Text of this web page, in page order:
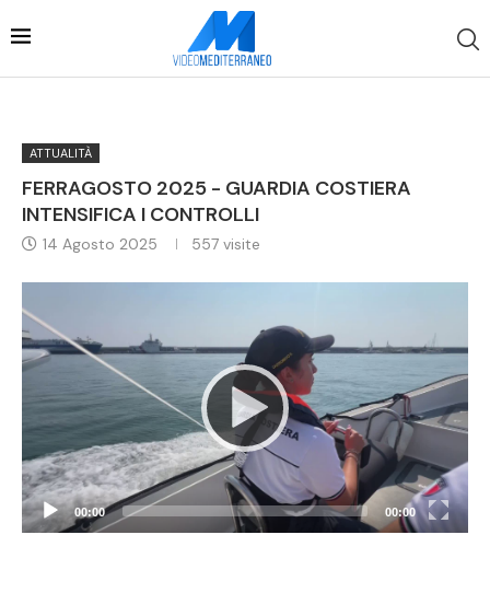
ATTUALITÀ
FERRAGOSTO 2025 - GUARDIA COSTIERA
INTENSIFICA I CONTROLLI
14 Agosto 2025 557 visite
00:00 00:00